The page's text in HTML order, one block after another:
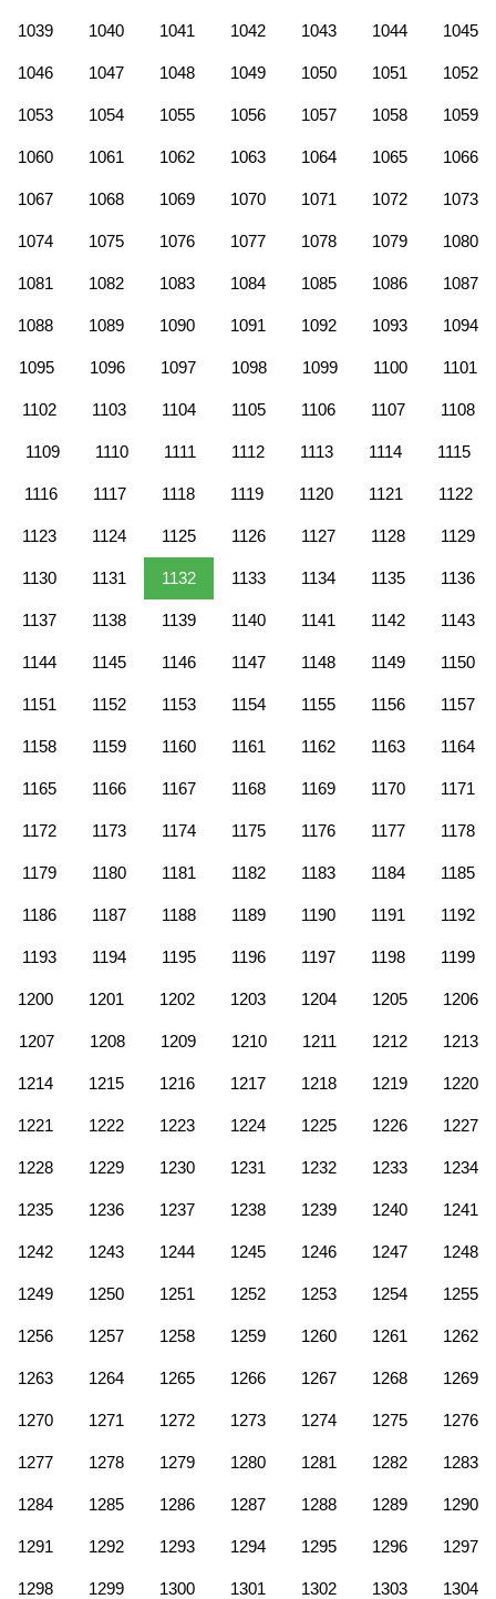
1039 1040 1041 1042 1043 1044 1045
1046 1047 1048 1049 1050 1051 1052
1053 1054 1055 1056 1057 1058 1059
1060 1061 1062 1063 1064 1065 1066
1067 1068 1069 1070 1071 1072 1073
1074 1075 1076 1077 1078 1079 1080
1081 1082 1083 1084 1085 1086 1087
1088 1089 1090 1091 1092 1093 1094
1095 1096 1097 1098 1099 1100 1101
1102 1103 1104 1105 1106 1107 1108
1109 1110 1111 1112 1113 1114 1115
1116 1117 1118 1119 1120 1121 1122
1123 1124 1125 1126 1127 1128 1129
1130 1131 1132 1133 1134 1135 1136
1137 1138 1139 1140 1141 1142 1143
1144 1145 1146 1147 1148 1149 1150
1151 1152 1153 1154 1155 1156 1157
1158 1159 1160 1161 1162 1163 1164
1165 1166 1167 1168 1169 1170 1171
1172 1173 1174 1175 1176 1177 1178
1179 1180 1181 1182 1183 1184 1185
1186 1187 1188 1189 1190 1191 1192
1193 1194 1195 1196 1197 1198 1199
1200 1201 1202 1203 1204 1205 1206
1207 1208 1209 1210 1211 1212 1213
1214 1215 1216 1217 1218 1219 1220
1221 1222 1223 1224 1225 1226 1227
1228 1229 1230 1231 1232 1233 1234
1235 1236 1237 1238 1239 1240 1241
1242 1243 1244 1245 1246 1247 1248
1249 1250 1251 1252 1253 1254 1255
1256 1257 1258 1259 1260 1261 1262
1263 1264 1265 1266 1267 1268 1269
1270 1271 1272 1273 1274 1275 1276
1277 1278 1279 1280 1281 1282 1283
1284 1285 1286 1287 1288 1289 1290
1291 1292 1293 1294 1295 1296 1297
1298 1299 1300 1301 1302 1303 1304